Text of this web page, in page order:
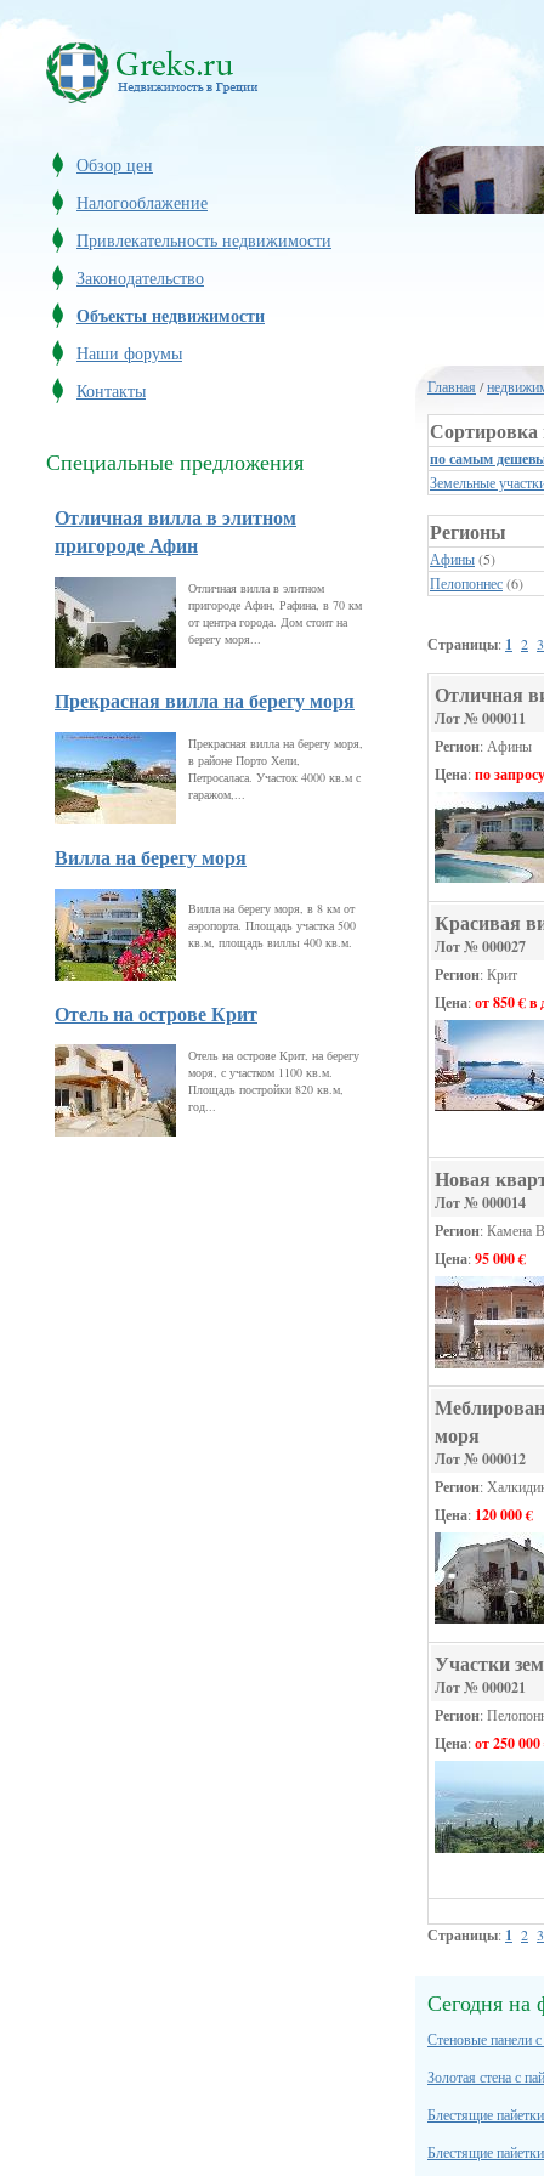
Обзор цен
Налогооблажение
Привлекательность недвижимости
Законодательство
Объекты недвижимости
Наши форумы
Контакты
Специальные предложения
Отличная вилла в элитном
пригороде Афин
Отличная вилла в элитном
пригороде Афин, Рафина, в 70 км
от центра города. Дом стоит на
берегу моря...
Прекрасная вилла на берегу моря
Прекрасная вилла на берегу моря,
в районе Порто Хели,
Петросаласа. Участок 4000 кв.м с
гаражом,...
Вилла на берегу моря
Вилла на берегу моря, в 8 км от
аэропорта. Площадь участка 500
кв.м, площадь виллы 400 кв.м.
Отель на острове Крит
Отель на острове Крит, на берегу
моря, с участком 1100 кв.м.
Площадь постройки 820 кв.м,
год...
Главная /
Сортировка
по самым
Земельные
Регионы
Афины(5)
Пелопоннес(6)
Страницы: 1 2 3
Отличная
Лот № 000011
Регион: Афины
Цена:по запросу
Красивая
Лот № 000027
Регион: Крит
Цена:от 850 € в
Новая
Лот № 000014
Регион: Камена
Цена:95 000 €
моря
Лот № 000012
Регион:
Цена: 120 000 €
Участки
Лот № 000021
Регион:
Цена:от 250 000
Страницы: 1 2 3
Сегодня на
Стеновые панели
Золотая стена с
Блестящие
Блестящие